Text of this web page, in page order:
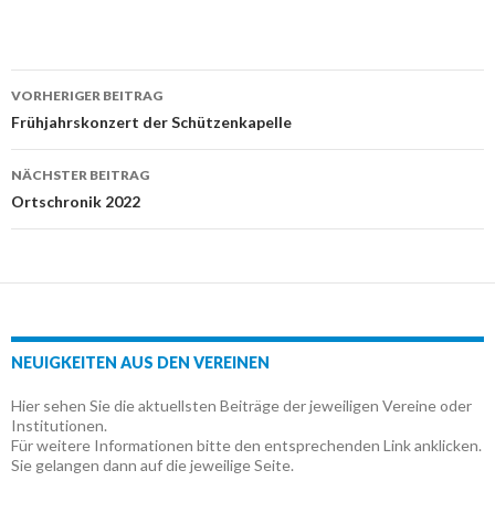
Beitrags-
Navigation
VORHERIGER BEITRAG
Frühjahrskonzert der Schützenkapelle
NÄCHSTER BEITRAG
Ortschronik 2022
NEUIGKEITEN AUS DEN VEREINEN
Hier sehen Sie die aktuellsten Beiträge der jeweiligen Vereine oder
Institutionen.
Für weitere Informationen bitte den entsprechenden Link anklicken.
Sie gelangen dann auf die jeweilige Seite.